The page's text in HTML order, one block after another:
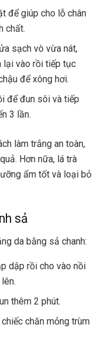
để giúp cho lỗ chân
chất.
sạch vò vừa nát,
lại vào rồi tiếp tục
để xông hơi.
để đun sôi và tiếp
3 lần.
làm trắng an toàn,
Hơn nữa, lá trà
ẩm tốt và loại bỏ
sả
da bằng sả chanh:
dập rồi cho vào nồi
thêm 2 phút.
chăn mỏng trùm